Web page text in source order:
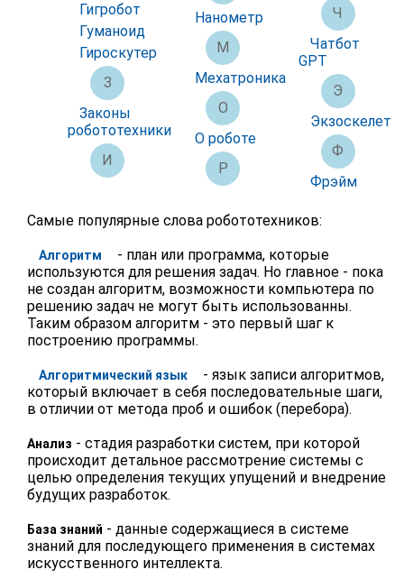
Гигробот
Гуманоид
Гироскутер
З
Законы
робототехники
И
Нанометр
М
Мехатроника
О
О роботе
Р
Ч
Чатбот
GPT
Э
Экзоскелет
Ф
Фрэйм
Самые популярные слова робототехников:
Алгоритм
- план или программа, которые
используются для решения задач. Но главное - пока
не создан алгоритм, возможности компьютера по
решению задач не могут быть использованны.
Таким образом алгоритм - это первый шаг к
построению программы.
Алгоритмический язык
- язык записи алгоритмов,
который включает в себя последовательные шаги,
в отличии от метода проб и ошибок (перебора).
Анализ - стадия разработки систем, при которой
происходит детальное рассмотрение системы с
целью определения текущих упущений и внедрение
будущих разработок.
База знаний - данные содержащиеся в системе
знаний для последующего применения в системах
искусственного интеллекта.